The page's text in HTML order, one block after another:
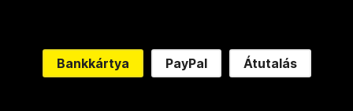
Bankkártya PayPal Átutalás